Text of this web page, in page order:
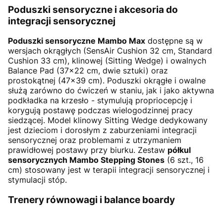
Poduszki sensoryczne i akcesoria do
integracji sensorycznej
Poduszki sensoryczne Mambo Max dostępne są w
wersjach okrągłych (SensAir Cushion 32 cm, Standard
Cushion 33 cm), klinowej (Sitting Wedge) i owalnych
Balance Pad (37×22 cm, dwie sztuki) oraz
prostokątnej (47×39 cm). Poduszki okrągłe i owalne
służą zarówno do ćwiczeń w staniu, jak i jako aktywna
podkładka na krzesło - stymulują propriocepcję i
korygują postawę podczas wielogodzinnej pracy
siedzącej. Model klinowy Sitting Wedge dedykowany
jest dzieciom i dorosłym z zaburzeniami integracji
sensorycznej oraz problemami z utrzymaniem
prawidłowej postawy przy biurku. Zestaw półkul
sensorycznych Mambo Stepping Stones (6 szt., 16
cm) stosowany jest w terapii integracji sensorycznej i
stymulacji stóp.
Trenery równowagi i balance boardy